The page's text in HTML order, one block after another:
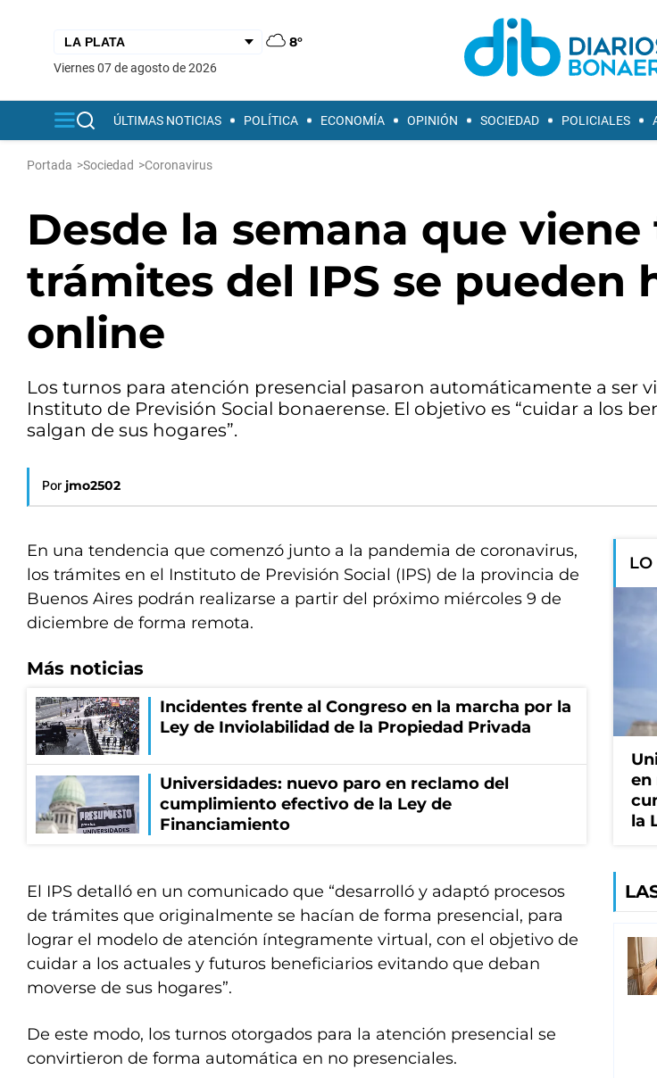
8°
viernes 07 de agosto de 2026
ÚLTIMAS NOTICIAS POLÍTICA ECONOMÍA OPINIÓN SOCIEDAD POLICIALES
Portada >Sociedad >Coronavirus
Desde la semana que viene
trámites del IPS se pueden
online
Los turnos para atención presencial pasaron automáticamente a ser
Instituto de Previsión Social bonaerense. El objetivo es “cuidar a los
salgan de sus hogares”.
Por jmo2502
En una tendencia que comenzó junto a la pandemia de coronavirus,
los trámites en el Instituto de Previsión Social (IPS) de la provincia de
Buenos Aires podrán realizarse a partir del próximo miércoles 9 de
diciembre de forma remota.
Más noticias
Incidentes frente al Congreso en la marcha por la
Ley de Inviolabilidad de la Propiedad Privada
Universidades: nuevo paro en reclamo del
cumplimiento efectivo de la Ley de
Financiamiento
El IPS detalló en un comunicado que “desarrolló y adaptó procesos
de trámites que originalmente se hacían de forma presencial, para
lograr el modelo de atención íntegramente virtual, con el objetivo de
cuidar a los actuales y futuros beneficiarios evitando que deban
moverse de sus hogares”.
De este modo, los turnos otorgados para la atención presencial se
convirtieron de forma automática en no presenciales.
LO
en
la